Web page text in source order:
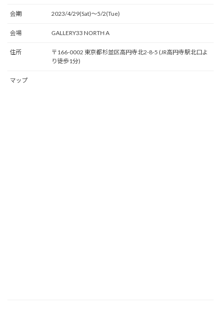
会期 2023/4/29(Sat)〜5/2(Tue)
会場 GALLERY33 NORTH A
住所
〒166-0002 東京都杉並区高円寺北2-8-5 (JR高円寺駅北口よ
り徒歩1分)
マップ